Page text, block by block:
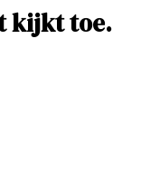
kijkt toe.